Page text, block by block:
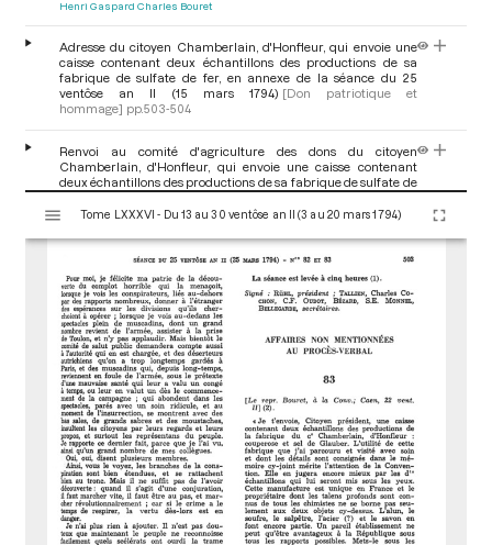
Henri Gaspard Charles Bouret
Adresse du citoyen Chamberlain, d'Honfleur, qui envoie une
caisse contenant deux échantillons des productions de sa
fabrique de sulfate de fer, en annexe de la séance du 25
ventôse an II (15 mars 1794) [Don patriotique et
hommage] pp.503-504
Renvoi au comité d'agriculture des dons du citoyen
Chamberlain, d'Honfleur, qui envoie une caisse contenant
deux échantillons des productions de sa fabrique de sulfate de
fer, en annexe de la séance du 25 ventôse an II (15 mars 1794)
[Renvoi aux comités] p.504
s
Tome LXXXVI - Du 13 au 30 ventôse an II (3 au 20 mars 1794)